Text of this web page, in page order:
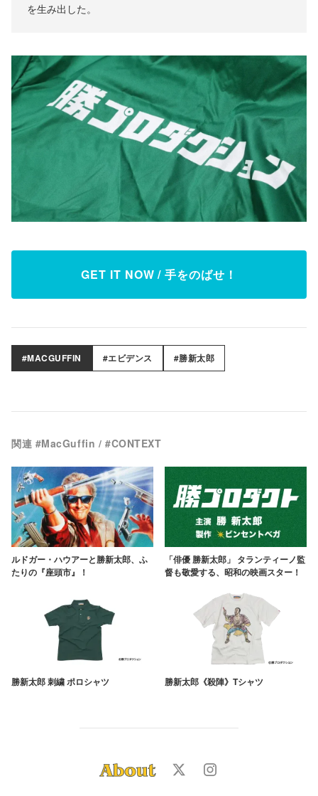
を生み出した。
GET IT NOW / 手をのばせ！
#MACGUFFIN #エビデンス #勝新太郎
関連 #MacGuffin / #CONTEXT
ルドガー・ハウアーと勝新太郎、ふ
たりの『座頭市』！
「俳優 勝新太郎」 タランティーノ監
督も敬愛する、昭和の映画スター！
勝新太郎 刺繍 ポロシャツ 勝新太郎《殺陣》Tシャツ